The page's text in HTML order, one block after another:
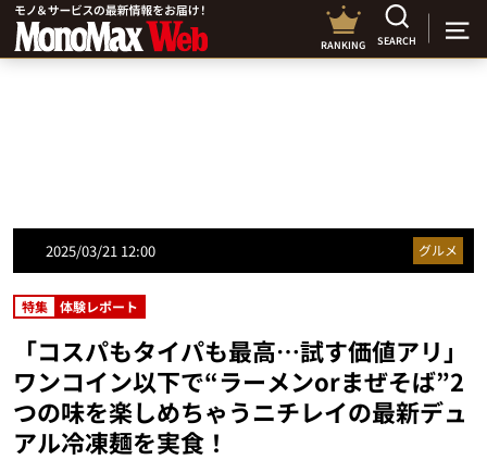
RANKING SEARCH
2025/03/21 12:00 グルメ
特集 体験レポート
「コスパもタイパも最高…試す価値アリ」
ワンコイン以下で“ラーメンorまぜそば”2
つの味を楽しめちゃうニチレイの最新デュ
アル冷凍麺を実食！